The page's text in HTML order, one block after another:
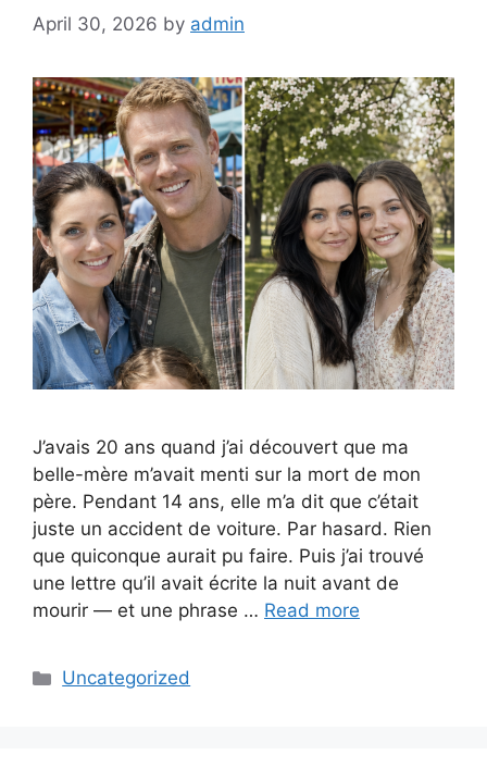
April 30, 2026 by admin
J’avais 20 ans quand j’ai découvert que ma
belle-mère m’avait menti sur la mort de mon
père. Pendant 14 ans, elle m’a dit que c’était
juste un accident de voiture. Par hasard. Rien
que quiconque aurait pu faire. Puis j’ai trouvé
une lettre qu’il avait écrite la nuit avant de
mourir — et une phrase … Read more
Categories
Uncategorized